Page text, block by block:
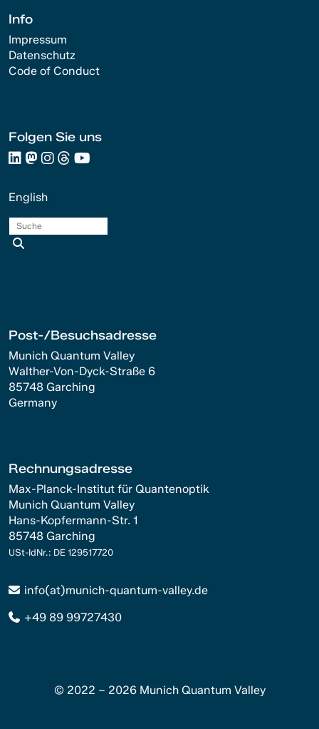
Info
Impressum
Datenschutz
Code of Conduct
Folgen Sie uns
English
Post-/Besuchsadresse
Munich Quantum Valley
Walther-Von-Dyck-Straße 6
85748 Garching
Germany
Rechnungsadresse
Max-Planck-Institut für Quantenoptik
Munich Quantum Valley
Hans-Kopfermann-Str. 1
85748 Garching
USt-IdNr.: DE 129517720
info(at)munich-quantum-valley.de
+49 89 99727430
© 2022 – 2026 Munich Quantum Valley